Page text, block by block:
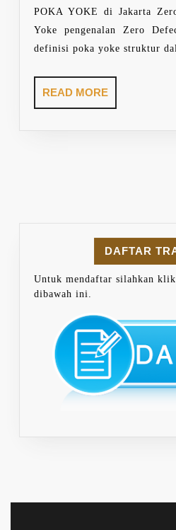
POKA YOKE di Jakarta
Yoke pengenalan Zero
definisi poka yoke struktur
READ MOREREAD
MORE
DAFTAR
Untuk mendaftar silahkan
dibawah ini.